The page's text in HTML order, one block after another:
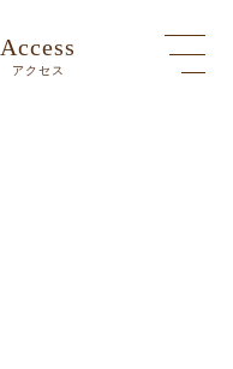
Access
アクセス